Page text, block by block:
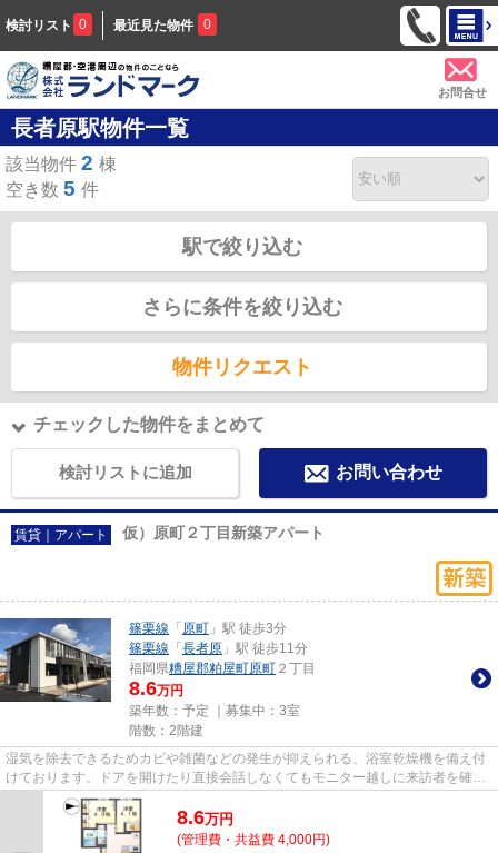
検討リスト 0 最近見た物件 0
お問合せ
長者原駅物件一覧
該当物件 2 棟
空き数 5 件
駅で絞り込む
さらに条件を絞り込む
物件リクエスト
チェックした物件をまとめて
検討リストに追加 お問い合わせ
賃貸｜アパート 仮）原町２丁目新築アパート
篠栗線 「 原町 」駅 徒歩3分
篠栗線 「 長者原 」駅 徒歩11分
福岡県糟屋郡粕屋町原町 ２丁目
8.6万円
築年数：予定 ｜募集中： 3室
階数：2階建
湿気を除去できるためカビや雑菌などの発生が抑えられる、浴室乾燥機を備え付
けております。ドアを開けたり直接会話しなくてもモニター越しに来訪者を確認
できるモニター付きインター...
8.6万円
(管理費・共益費 4,000円)